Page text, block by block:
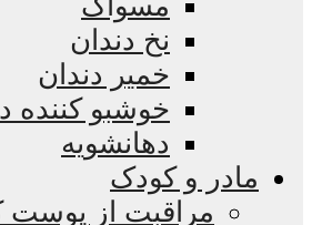
مسواک
نخ دندان
خمیر دندان
خوشبو کننده
دهانشویه
مادر و کودک
مراقبت از پوست